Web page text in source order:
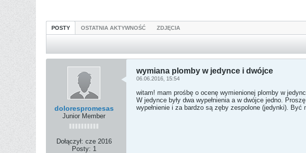
POSTY OSTATNIA AKTYWNOŚĆ ZDJĘCIA
dolorespromesas
Junior Member
Dołączył: cze 2016
Posty: 1
wymiana plomby w jedynce i dwójce
06.06.2016, 15:54
witam! mam prośbę o ocenę wymienionej plomby w
W jedynce były dwa wypełnienia a w dwójce jedno.
wypełnienie i za bardzo są zęby zespolone (jedynki).